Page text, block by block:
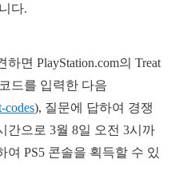
다.
면 PlayStation.com의 Treat
드를 입력한 다음
codes), 질문에 답하여 경쟁
으로 3월 8일 오전 3시까
PS5 콘솔을 획득할 수 있